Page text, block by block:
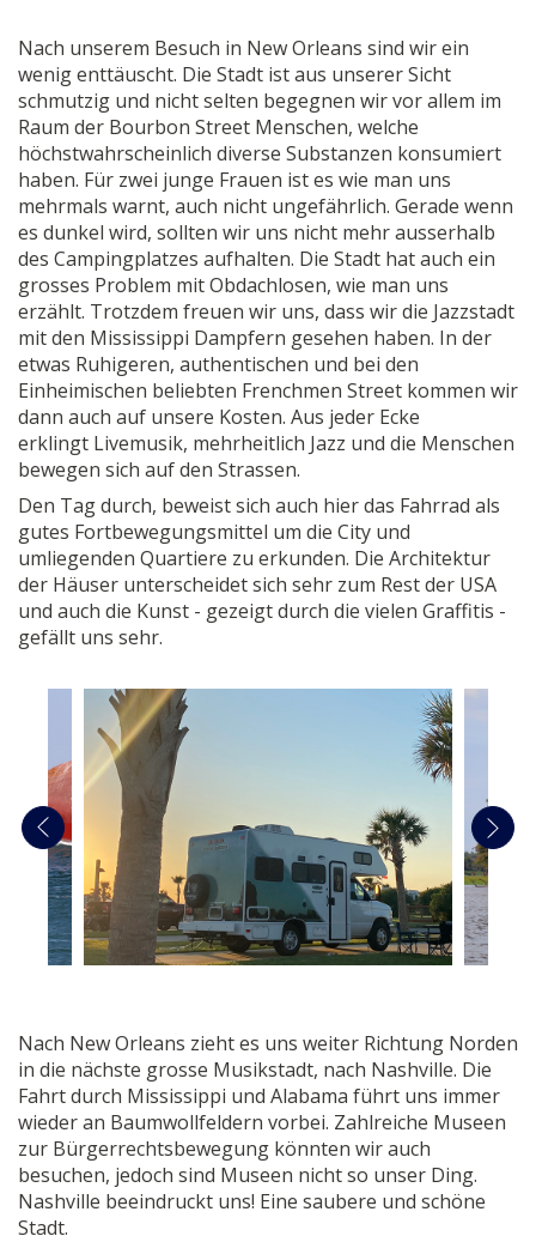
Nach unserem Besuch in New Orleans sind wir ein
wenig enttäuscht. Die Stadt ist aus unserer Sicht
schmutzig und nicht selten begegnen wir vor allem im
Raum der Bourbon Street Menschen, welche
höchstwahrscheinlich diverse Substanzen konsumiert
haben. Für zwei junge Frauen ist es wie man uns
mehrmals warnt, auch nicht ungefährlich. Gerade wenn
es dunkel wird, sollten wir uns nicht mehr ausserhalb
des Campingplatzes aufhalten. Die Stadt hat auch ein
grosses Problem mit Obdachlosen, wie man uns
erzählt. Trotzdem freuen wir uns, dass wir die Jazzstadt
mit den Mississippi Dampfern gesehen haben. In der
etwas Ruhigeren, authentischen und bei den
Einheimischen beliebten Frenchmen Street kommen wir
dann auch auf unsere Kosten. Aus jeder Ecke
erklingt Livemusik, mehrheitlich Jazz und die Menschen
bewegen sich auf den Strassen.
Den Tag durch, beweist sich auch hier das Fahrrad als
gutes Fortbewegungsmittel um die City und
umliegenden Quartiere zu erkunden. Die Architektur
der Häuser unterscheidet sich sehr zum Rest der USA
und auch die Kunst - gezeigt durch die vielen Graffitis -
gefällt uns sehr.
Nach New Orleans zieht es uns weiter Richtung Norden
in die nächste grosse Musikstadt, nach Nashville. Die
Fahrt durch Mississippi und Alabama führt uns immer
wieder an Baumwollfeldern vorbei. Zahlreiche Museen
zur Bürgerrechtsbewegung könnten wir auch
besuchen, jedoch sind Museen nicht so unser Ding.
Nashville beeindruckt uns! Eine saubere und schöne
Stadt.